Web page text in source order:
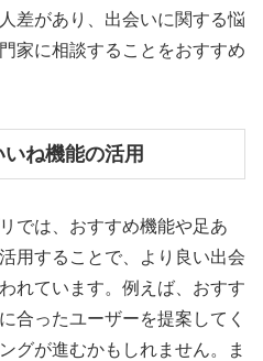
差があり、出会いに関する悩
家に相談することをおすすめ
ね機能の活用
では、おすすめ機能や足あ
用することで、より良い出会
れています。例えば、おすす
合ったユーザーを提案してく
グが進むかもしれません。ま